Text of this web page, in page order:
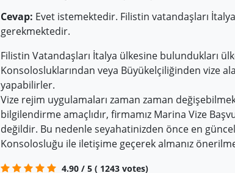
Cevap: Evet istemektedir. Filistin vatandaşları
gerekmektedir.
Filistin Vatandaşları İtalya ülkesine bulundukları
Konsolosluklarından veya Büyükelçiliğinden vize
yapabilirler.
Vize rejim uygulamaları zaman zaman
bilgilendirme amaçlıdır, firmamız Marina Vize
değildir. Bu nedenle seyahatinizden önce en
Konsolosluğu ile iletişime geçerek almanız
4.90 / 5 ( 1243 votes)